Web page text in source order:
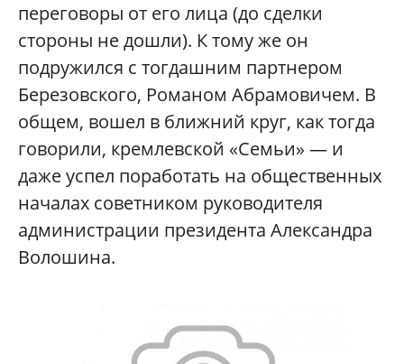
переговоры от его лица (до сделки
стороны не дошли). К тому же он
подружился с тогдашним партнером
Березовского, Романом Абрамовичем. В
общем, вошел в ближний круг, как тогда
говорили, кремлевской «Семьи» — и
даже успел поработать на общественных
началах советником руководителя
администрации президента Александра
Волошина.